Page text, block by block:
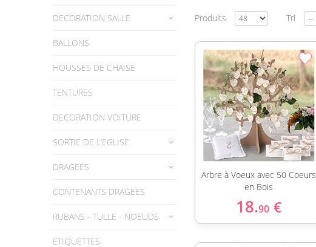
DECORATION SALLE
BALLONS
HOUSSES DE CHAISE
TENTURES
DECORATION VOITURE
SORTIE DE L’EGLISE
DRAGEES
CONTENANTS DRAGEES
RUBANS - TULLE - NOEUDS
ETIQUETTES
Produits Tri
Arbre à Voeux avec 50 Coeurs
en Bois
18.90 €